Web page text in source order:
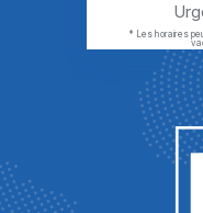
* Les horaires